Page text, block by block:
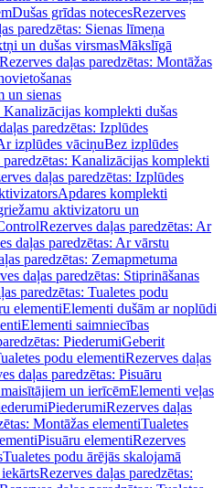
Dušas grīdas notecesRezerves
paredzētas: Sienas līmeņa
un dušas virsmasMākslīgā
Rezerves daļas paredzētas: Montāžas
un sienas
Kanalizācijas komplekti dušas
paredzētas: Izplūdes
izplūdes vāciņuBez izplūdes
paredzētas: Kanalizācijas komplekti
daļas paredzētas: Izplūdes
Apdares komplekti
aktivizatoru un
Rezerves daļas paredzētas: Ar
daļas paredzētas: Ar vārstu
paredzētas: Zemapmetuma
daļas paredzētas: Stiprināšanas
paredzētas: Tualetes podu
elementiElementi dušām ar noplūdi
Elementi saimniecības
PiederumiGeberit
podu elementiRezerves daļas
daļas paredzētas: Pisuāru
un ierīcēmElementi veļas
PiederumiRezerves daļas
Montāžas elementiTualetes
Pisuāru elementiRezerves
Tualetes podu ārējās skalojamā
Rezerves daļas paredzētas: